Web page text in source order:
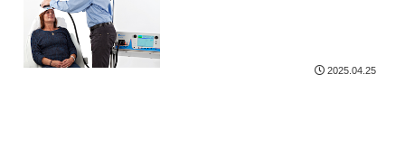
2025.04.25